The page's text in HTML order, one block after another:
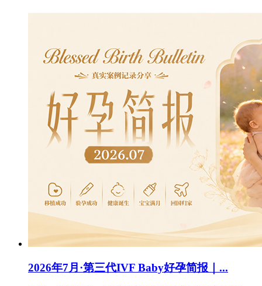
2026年7月·第三代IVF Baby好孕简报｜...